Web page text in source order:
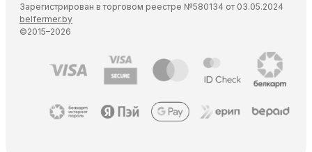
Зарегистрирован в торговом реестре №580134 от 03.05.2024
belfermer.by
©2015–2026